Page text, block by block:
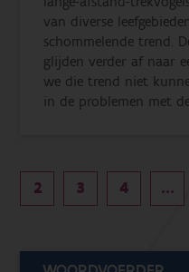
van diverse
schommelende trend.
glijden verder af naar
we die trend niet
in de problemen met
2 3 4 ...